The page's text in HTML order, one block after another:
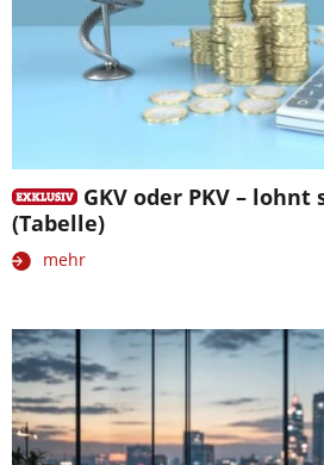
GKV oder PKV – lohnt
(Tabelle)
mehr